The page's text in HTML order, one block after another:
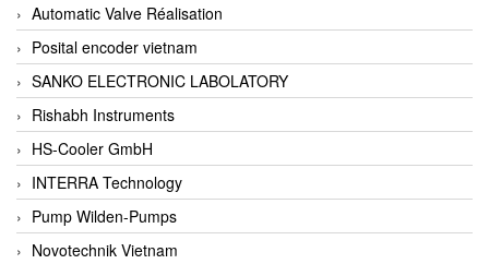
Donghwa Valve
Dongkun
Dosing Pump
DR. NEUMANN Peltier-Technik
Driesen Kern
Dropsa Vietnam
Druck
DSTI
Automatic Valve Réalisation
Posital encoder vietnam
SANKO ELECTRONIC LABOLATORY
Rishabh Instruments
HS-Cooler GmbH
INTERRA Technology
Pump Wilden-Pumps
Novotechnik Vietnam